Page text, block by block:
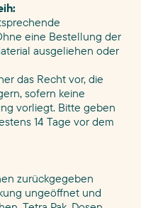
eine Bestellung der
ausgeliehen oder
das Recht vor, die
sofern keine
vorliegt. Bitte geben
14 Tage vor dem
zurückgegeben
ungeöffnet und